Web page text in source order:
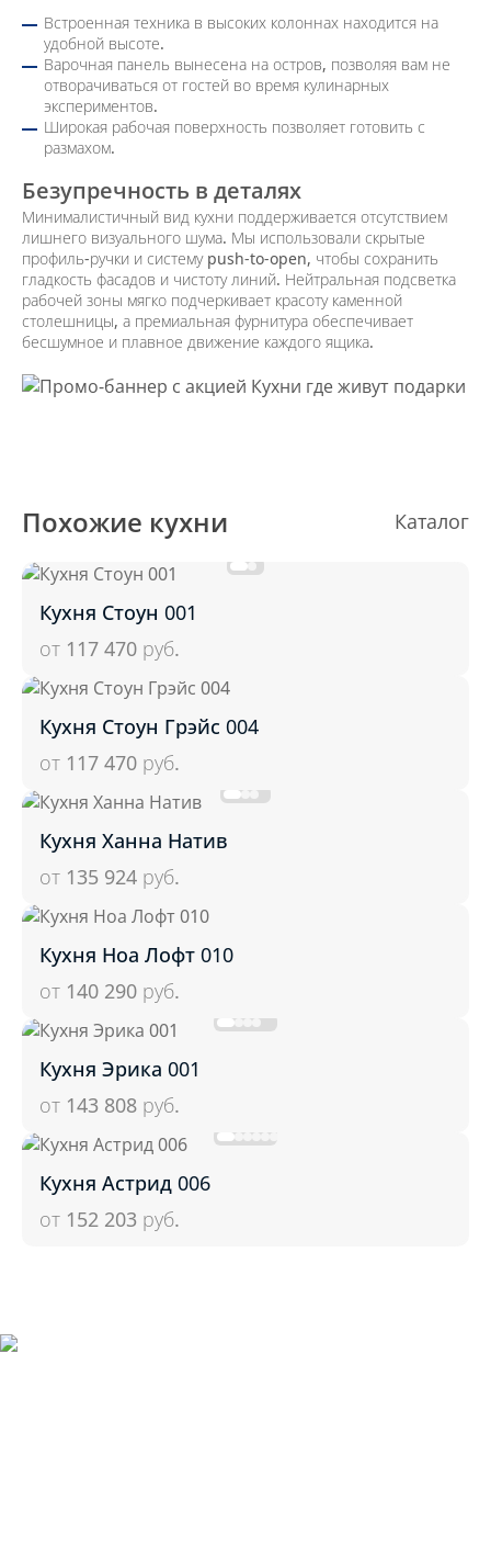
Встроенная техника в высоких колоннах находится на
удобной высоте.
Варочная панель вынесена на остров, позволяя вам не
отворачиваться от гостей во время кулинарных
экспериментов.
Широкая рабочая поверхность позволяет готовить с
размахом.
Безупречность в деталях
Минималистичный вид кухни поддерживается отсутствием
лишнего визуального шума. Мы использовали скрытые
профиль-ручки и систему push-to-open, чтобы сохранить
гладкость фасадов и чистоту линий. Нейтральная подсветка
рабочей зоны мягко подчеркивает красоту каменной
столешницы, а премиальная фурнитура обеспечивает
бесшумное и плавное движение каждого ящика.
Похожие кухни Каталог
Кухня Стоун 001
от 117 470 руб.
Кухня Стоун Грэйс 004
от 117 470 руб.
Кухня Ханна Натив
от 135 924 руб.
Кухня Ноа Лофт 010
от 140 290 руб.
Кухня Эрика 001
от 143 808 руб.
Кухня Астрид 006
от 152 203 руб.